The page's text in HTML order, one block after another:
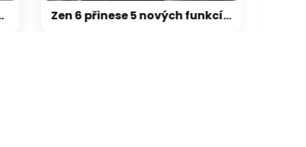
Zen 6 přinese 5 nových funkcí pro vyšší stabilitu výkonu, nejen herního